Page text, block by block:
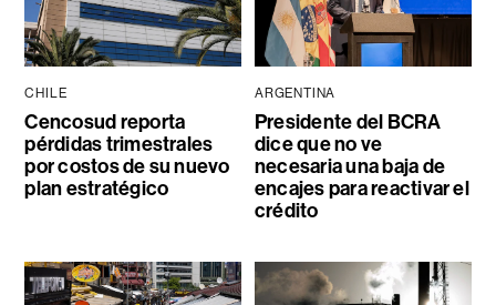
CHILE
Cencosud reporta
pérdidas trimestrales
por costos de su nuevo
plan estratégico
ARGENTINA
Presidente del BCRA
dice que no ve
necesaria una baja de
encajes para reactivar el
crédito